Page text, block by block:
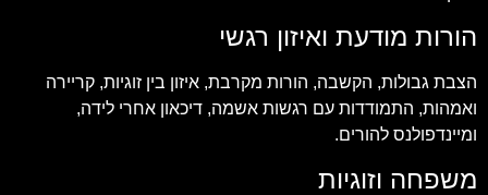
הורות מודעת ואיזון רגשי
הצבת גבולות, הקשבה, הורות מקרבת, איזון בין זוגיות, קריירה
ואמהות, התמודדות עם רגשות אשמה, דיכאון אחרי לידה,
ומיינדפולנס להורים.
משפחה וזוגיות